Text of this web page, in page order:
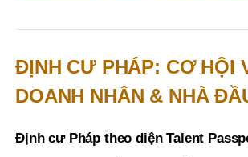
ĐỊNH CƯ PHÁP: CƠ HỘI
DOANH NHÂN & NHÀ
Định cư Pháp theo diện Talent